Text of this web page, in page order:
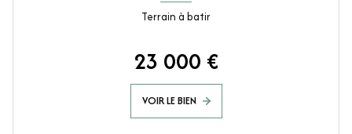
Terrain à batir
23 000 €
VOIR LE BIEN